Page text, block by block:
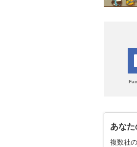
あなた
複数社